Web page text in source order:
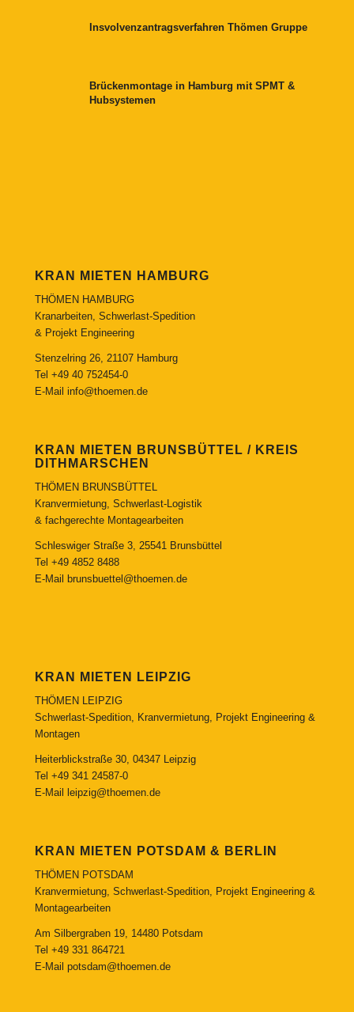
Insvolvenzantragsverfahren Thömen Gruppe
Brückenmontage in Hamburg mit SPMT &
Hubsystemen
KRAN MIETEN HAMBURG
THÖMEN HAMBURG
Kranarbeiten, Schwerlast-Spedition
& Projekt Engineering
Stenzelring 26, 21107 Hamburg
Tel +49 40 752454-0
E-Mail info@thoemen.de
KRAN MIETEN BRUNSBÜTTEL / KREIS
DITHMARSCHEN
THÖMEN BRUNSBÜTTEL
Kranvermietung, Schwerlast-Logistik
& fachgerechte Montagearbeiten
Schleswiger Straße 3, 25541 Brunsbüttel
Tel +49 4852 8488
E-Mail
brunsbuettel@thoemen.de
KRAN MIETEN LEIPZIG
THÖMEN LEIPZIG
Schwerlast-Spedition, Kranvermietung, Projekt Engineering &
Montagen
Heiterblickstraße 30, 04347 Leipzig
Tel +49 341 24587-0
E-Mail
leipzig@thoemen.de
KRAN MIETEN POTSDAM & BERLIN
THÖMEN POTSDAM
Kranvermietung, Schwerlast-Spedition, Projekt Engineering &
Montagearbeiten
Am Silbergraben 19, 14480 Potsdam
Tel +49 331 864721
E-Mail potsdam@thoemen.de